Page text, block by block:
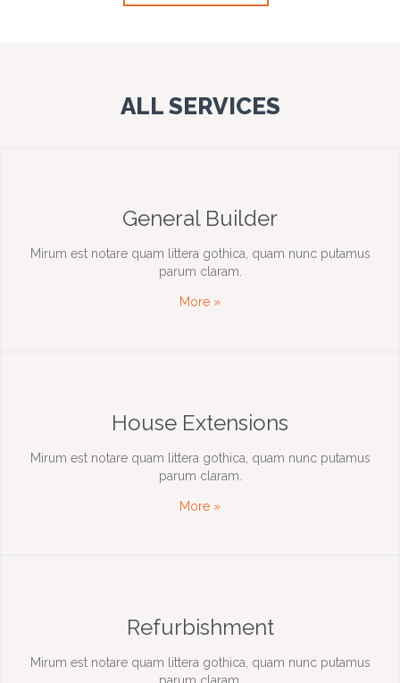
ALL SERVICES
General Builder
Mirum est notare quam littera gothica, quam nunc putamus
parum claram.
More »
House Extensions
Mirum est notare quam littera gothica, quam nunc putamus
parum claram.
More »
Refurbishment
Mirum est notare quam littera gothica, quam nunc putamus